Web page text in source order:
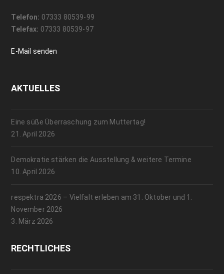
Telefon: 07333 80539-99
Telefax: 07333 80539-97
E-Mail senden
AKTUELLES
Eine süße Überraschung zum Muttertag!
21. April 2026
Demokratie stärken die Ausstellung & weitere Termine
10. April 2026
respektra 2026 – Vielfalt erleben am 31. Oktober und 1.
November 2026
3. März 2026
RECHTLICHES